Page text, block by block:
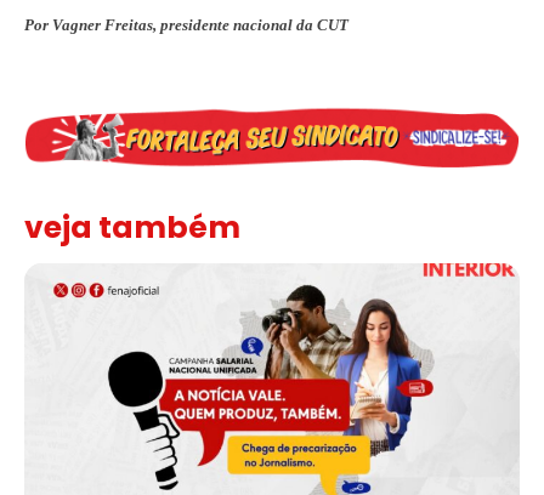
Por Vagner Freitas, presidente nacional da CUT
veja também
Assinada nova CCT de jornais e revistas do interior